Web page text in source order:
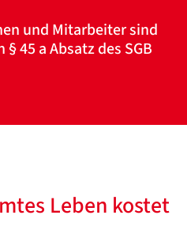
und Mitarbeiter sind
45 a Absatz des SGB
Leben kostet